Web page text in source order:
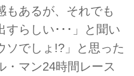
もあるが、それでも
すらしい･･･」と聞い
ソでしょ!?」と思った
・マン24時間レース